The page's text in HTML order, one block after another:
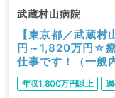
武蔵村山病院
【東京都／武蔵
円～1,820万円☆
仕事です！（一般
年収1,800万円以上